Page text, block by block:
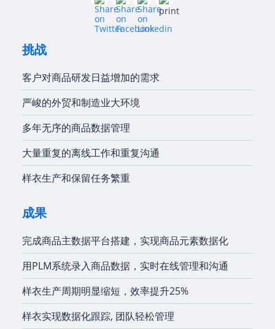
挑战
客户对商品研发日益增加的需求
严峻的外贸和制造业大环境
多年无序的商品数据管理
大量重复的离线工作和重复沟通
样衣生产和保留任务繁重
成果
完成商品主数据平台搭建，实现商品元素数据化
用PLM系统录入商品数据，实时在线管理和沟通
样衣生产周期明显缩短，效率提升25%
样衣实现数据化跟踪, 团队轻松管理